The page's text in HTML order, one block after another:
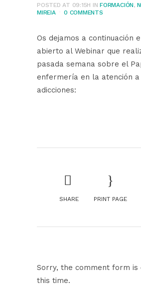
POSTED AT 09:15H INFORMACIÓN,
MIREIA
0 COMMENTS
Os dejamos a continuación
abierto al Webinar que
pasada semana sobre el
enfermería en la atención a
adicciones:
SHARE PRINT PAGE
Sorry, the comment form is
this time.